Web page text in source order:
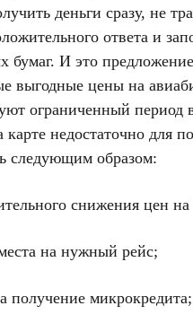
деньги сразу, не
ответа и
бумаг. И это
выгодные цены на
ограниченный период
карте недостаточно для
следующим образом:
снижения цен
на нужный рейс;
получение микрокредита;